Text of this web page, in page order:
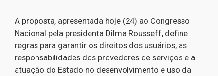
A proposta, apresentada hoje (24) ao Congresso
Nacional pela presidenta Dilma Rousseff, define
regras para garantir os direitos dos usuários, as
responsabilidades dos provedores de serviços e a
atuação do Estado no desenvolvimento e uso da